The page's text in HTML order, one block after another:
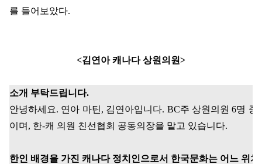
를 들어보았다.
<김연아 캐나다 상원의원>
소개 부탁드립니다.
안녕하세요. 연아 마틴, 김연아입니다. BC주 상원의원6명 중
이며 , 한-캐 의원 친선협회 공동의장을 맡고 있습니다.
한인 배경을 가진 캐나다 정치인으로서 한국문화는 어느 위